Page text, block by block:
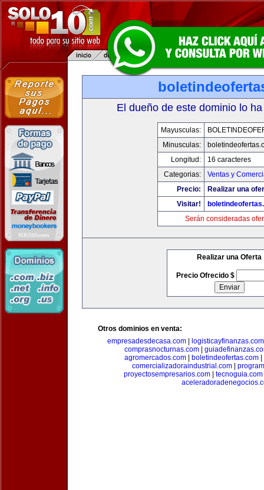
El dueño de este dominio lo
Mayusculas:
Minusculas:
Longitud:
16 caracteres
Categorias:
Ventas y
Precio:
Realizar una
Visitar!
Serán consideradas
Realizar una Oferta
Precio Ofrecido $
Otros dominios en venta:
empresadesdecasa.com
logisticayfinanzas.com
comprasnocturnas.com
agromercados.com
boletindeofertas.com
comercializadoraindustrial.com
proyectosempresarios.com
tecnoguia.com